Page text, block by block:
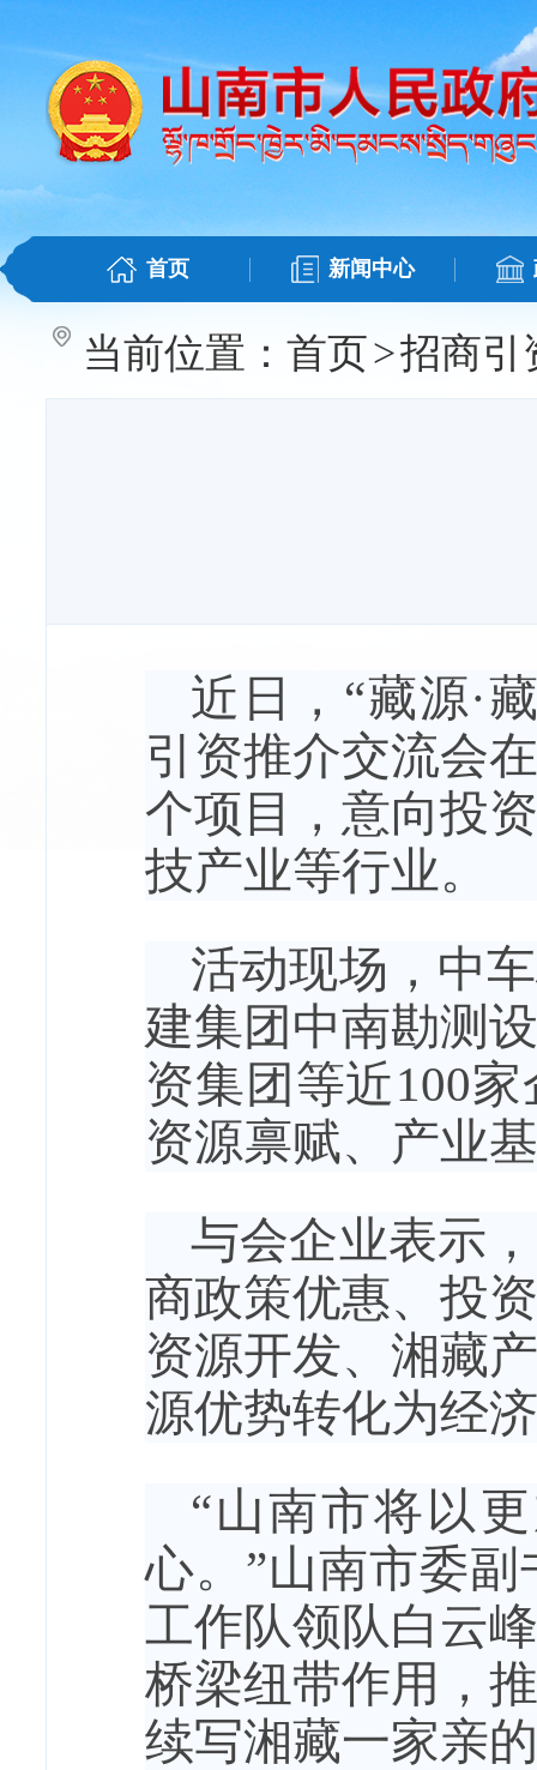
首页 新闻中心
当前位置： 首页>招商引
近日，“藏源·
引资推介交流会
个项目，意向投
技产业等行业。
活动现场，中
建集团中南勘测
资集团等近100
资源禀赋、产业
与会企业表示
商政策优惠、投
资源开发、湘藏
源优势转化为经
“山南市将以
心。”山南市委
工作队领队白云
桥梁纽带作用，
续写湘藏一家亲